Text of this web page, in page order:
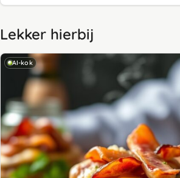
Lekker hierbij
AI-kok